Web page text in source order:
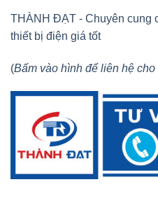
THÀNH ĐẠT - Chuyên cung
thiết bị điện giá tốt
(Bấm vào hình để liên hệ cho